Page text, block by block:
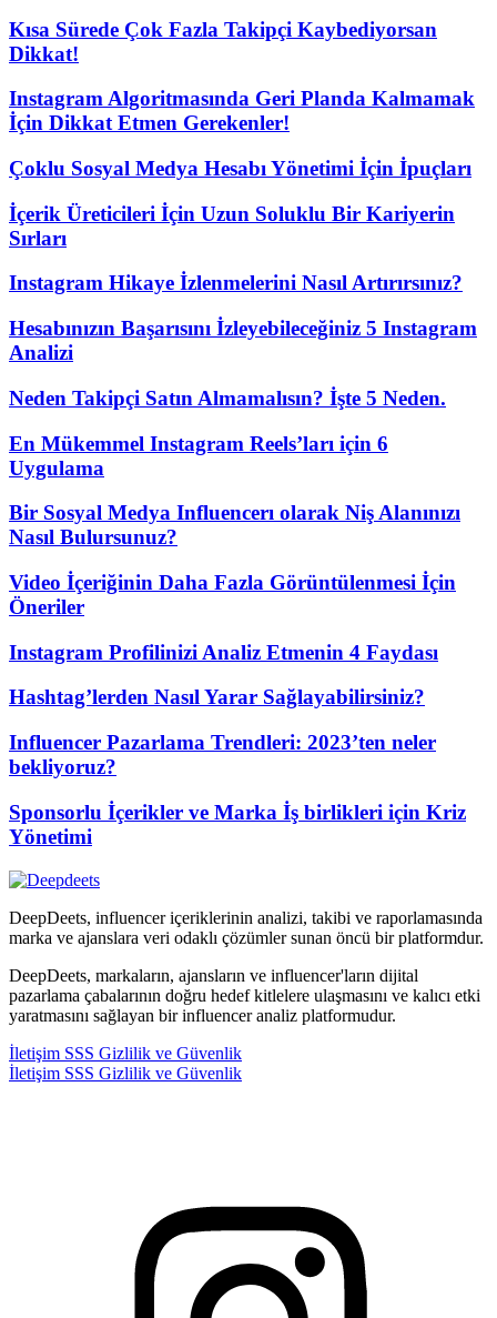
Kısa Sürede Çok Fazla Takipçi Kaybediyorsan
Dikkat!
Instagram Algoritmasında Geri Planda Kalmamak
İçin Dikkat Etmen Gerekenler!
Çoklu Sosyal Medya Hesabı Yönetimi İçin İpuçları
İçerik Üreticileri İçin Uzun Soluklu Bir Kariyerin
Sırları
Instagram Hikaye İzlenmelerini Nasıl Artırırsınız?
Hesabınızın Başarısını İzleyebileceğiniz 5 Instagram
Analizi
Neden Takipçi Satın Almamalısın? İşte 5 Neden.
En Mükemmel Instagram Reels’ları için 6
Uygulama
Bir Sosyal Medya Influencerı olarak Niş Alanınızı
Nasıl Bulursunuz?
Video İçeriğinin Daha Fazla Görüntülenmesi İçin
Öneriler
Instagram Profilinizi Analiz Etmenin 4 Faydası
Hashtag’lerden Nasıl Yarar Sağlayabilirsiniz?
Influencer Pazarlama Trendleri: 2023’ten neler
bekliyoruz?
Sponsorlu İçerikler ve Marka İş birlikleri için Kriz
Yönetimi
DeepDeets, influencer içeriklerinin analizi, takibi ve raporlamasında
marka ve ajanslara veri odaklı çözümler sunan öncü bir platformdur.
DeepDeets, markaların, ajansların ve influencer'ların dijital
pazarlama çabalarının doğru hedef kitlelere ulaşmasını ve kalıcı etki
yaratmasını sağlayan bir influencer analiz platformudur.
İletişim SSS Gizlilik ve Güvenlik
İletişim SSS Gizlilik ve Güvenlik